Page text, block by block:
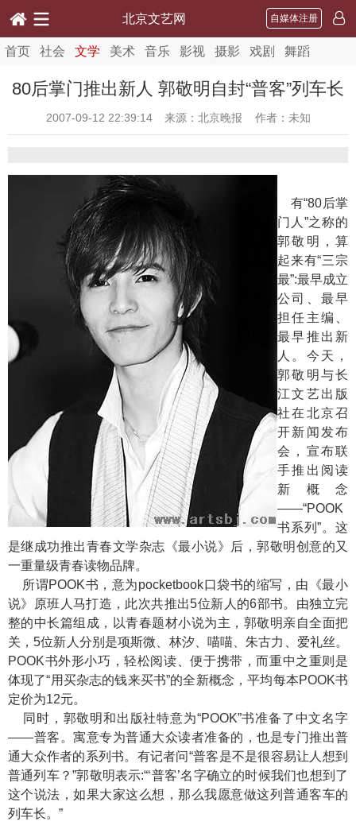
北京文艺网 自媒体注册
首页 社会 文学 美术 音乐 影视 摄影 戏剧 舞蹈
80后掌门推出新人 郭敬明自封“普客”列车长
2007-09-12 22:39:14 来源：北京晚报 作者：未知
有“80后掌
门人”之称的
郭敬明，算
起来有“三宗
最”:最早成立
公司、最早
担任主编、
最早推出新
人。今天，
郭敬明与长
江文艺出版
社在北京召
开新闻发布
会，宣布联
手推出阅读
新概念
——“POOK
书系列”。这
是继成功推出青春文学杂志《最小说》后，郭敬明创意的又
一重量级青春读物品牌。
所谓POOK书，意为pocketbook口袋书的缩写，由《最小
说》原班人马打造，此次共推出5位新人的6部书。由独立完
整的中长篇组成，以青春题材小说为主，郭敬明亲自全面把
关，5位新人分别是项斯微、林汐、喵喵、朱古力、爱礼丝。
POOK书外形小巧，轻松阅读、便于携带，而重中之重则是
体现了“用买杂志的钱来买书”的全新概念，平均每本POOK书
定价为12元。
同时，郭敬明和出版社特意为“POOK”书准备了中文名字
——普客。寓意专为普通大众读者准备的，也是专门推出普
通大众作者的系列书。有记者问“普客是不是很容易让人想到
普通列车？”郭敬明表示:“‘普客’名字确立的时候我们也想到了
这个说法，如果大家这么想，那么我愿意做这列普通客车的
列车长。”